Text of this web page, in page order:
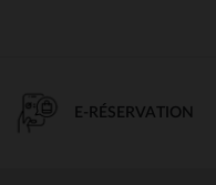
E-RÉSERVATION